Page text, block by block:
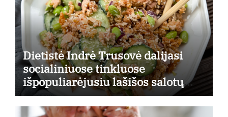
Dietistė Indrė Trusovė dalijasi
socialiniuose tinkluose
išpopuliarėjusiu lašišos salotų
receptu